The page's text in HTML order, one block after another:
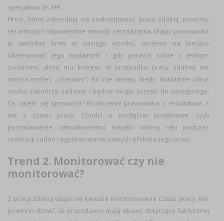
specjalista ds. HR.
Firmy, które zdecydują się zaakceptować pracę zdalną, powinny
też wdrożyć odpowiednie metody zarządzania. Mając pracownika
w siedzibie firmy w zasięgu wzroku, możemy na bieżąco
obserwować jego wydajność i gdy poradzi sobie z jednym
zadaniem, zlecić mu kolejne. W przypadku pracy zdalnej nie
można myśleć „czasowo”, bo nie wiemy, kiedy dokładnie dana
osoba zakończy zadanie i będzie mogła przejść do następnego.
Co zatem się sprawdza? Rozliczanie pracownika z rezultatów, a
nie z czasu pracy. Chodzi o podejście projektowe, czyli
pozostawienie zatrudnionemu niejako wolnej ręki podczas
realizacji zadań i egzekwowanie samych efektów jego pracy.
Trend 2. Monitorować czy nie
monitorować?
Z pracą zdalną wiąże się kwestia monitorowania czasu pracy. Nie
powinno dziwić, że pracodawcy mają obawy dotyczące faktycznej